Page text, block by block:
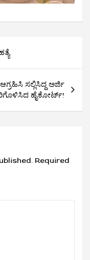
ಸಲ್ಲಿಸಿದ್ದ ಅರ್ಜಿ
ಹೈಕೋರ್ಟ್!
Required